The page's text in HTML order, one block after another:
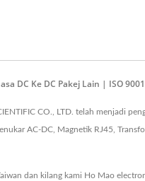
DC Ke DC Pakej Lain | ISO
CO., LTD. telah menjadi
AC-DC, Magnetik RJ45,
dan kilang kami Ho Mao